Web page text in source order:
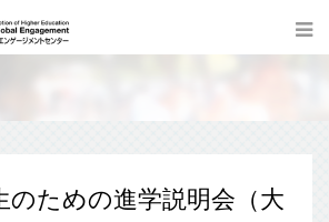
のための進学説明会（大